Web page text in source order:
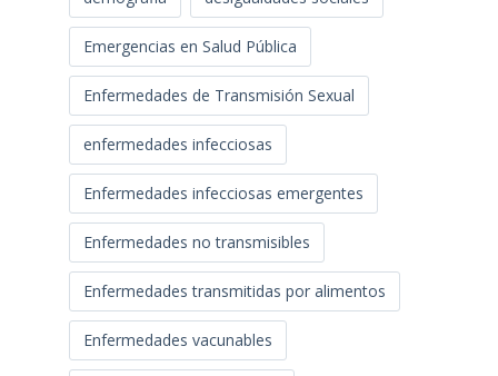
Emergencias en Salud Pública
Enfermedades de Transmisión Sexual
enfermedades infecciosas
Enfermedades infecciosas emergentes
Enfermedades no transmisibles
Enfermedades transmitidas por alimentos
Enfermedades vacunables